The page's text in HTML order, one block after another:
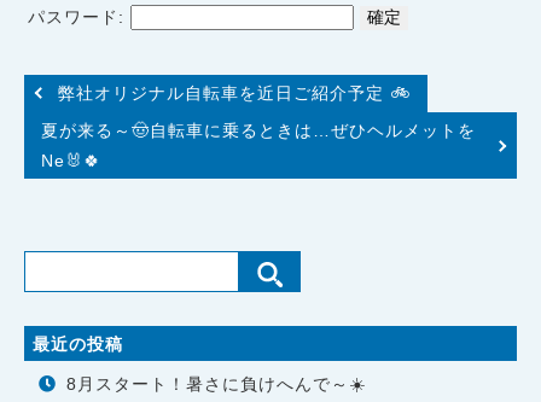
パスワード:
弊社オリジナル自転車を近日ご紹介予定 🚲
夏が来る～🤠自転車に乗るときは…ぜひヘルメットを
Ne🐰🍀
最近の投稿
8月スタート！暑さに負けへんで～☀️